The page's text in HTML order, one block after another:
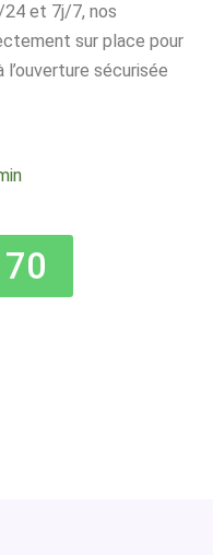
24 et 7j/7, nos
sur place pour
sécurisée